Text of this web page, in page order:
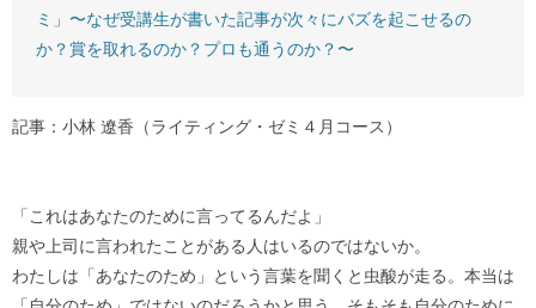
ミ」〜なぜ受講生が書いた記事が次々にバズを起こせるの
か？賞を取れるのか？プロも通うのか？〜
記事：小林 遼香（ライティング・ゼミ４月コース）
「これはあなたのために言ってるんだよ」
親や上司に言われたことがある人はいるのではないか。
わたしは「あなたのため」という言葉を聞くと虫酸が走る。本当は